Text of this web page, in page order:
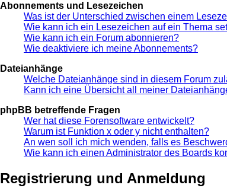
Abonnements und Lesezeichen
Was ist der Unterschied zwischen einem
Wie kann ich ein Lesezeichen auf ein Thema
Wie kann ich ein Forum abonnieren?
Wie deaktiviere ich meine Abonnements?
Dateianhänge
Welche Dateianhänge sind in diesem Forum
Kann ich eine Übersicht all meiner
phpBB betreffende Fragen
Wer hat diese Forensoftware entwickelt?
Warum ist Funktion x oder y nicht enthalten?
An wen soll ich mich wenden, falls es
Wie kann ich einen Administrator des Boards
Registrierung und Anmeldung